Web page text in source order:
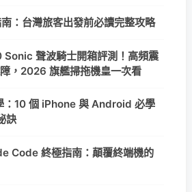
：台灣旅客出發前必讀完整攻略
聲波騎士開箱評測！高頻震
，2026 旗艦掃拖機皇一次看
：10 個 iPhone 與 Android 必學
訣
Code 終極指南：顛覆終端機的